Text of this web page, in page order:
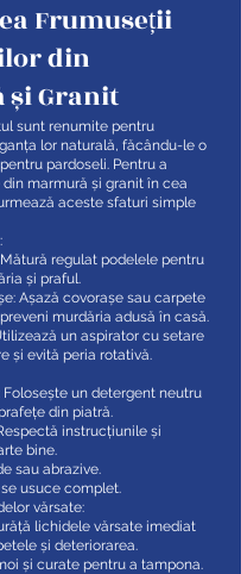
Frumuseții
din
și Granit
sunt renumite pentru
lor naturală, făcându-le o
pardoseli. Pentru a
marmură și granit în cea
aceste sfaturi simple
regulat podelele pentru
și praful.
Așază covorașe sau carpete
murdăria adusă în casă.
un aspirator cu setare
și evită peria rotativă.
un detergent neutru
din piatră.
instrucțiunile și
bine.
sau abrazive.
usuce complet.
vărsate:
lichidele vărsate imediat
și deteriorarea.
și curate pentru a tampona.